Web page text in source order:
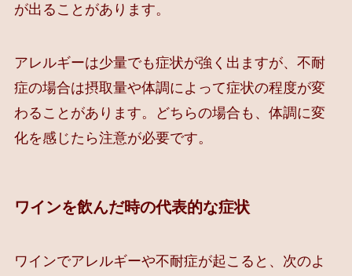
が出ることがあります。
アレルギーは少量でも症状が強く出ますが、不耐
症の場合は摂取量や体調によって症状の程度が変
わることがあります。どちらの場合も、体調に変
化を感じたら注意が必要です。
ワインを飲んだ時の代表的な症状
ワインでアレルギーや不耐症が起こると、次のよ